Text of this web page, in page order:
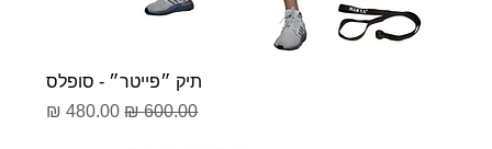
תיק ״פייטר״ - סופלס
מחיר רגיל‏600.00 ‏₪ מחיר מבצע